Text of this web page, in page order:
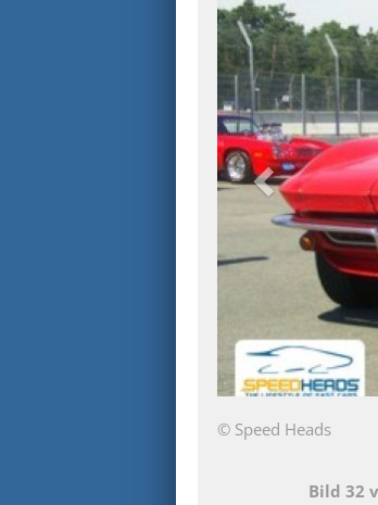
© Speed Heads
Bild 32